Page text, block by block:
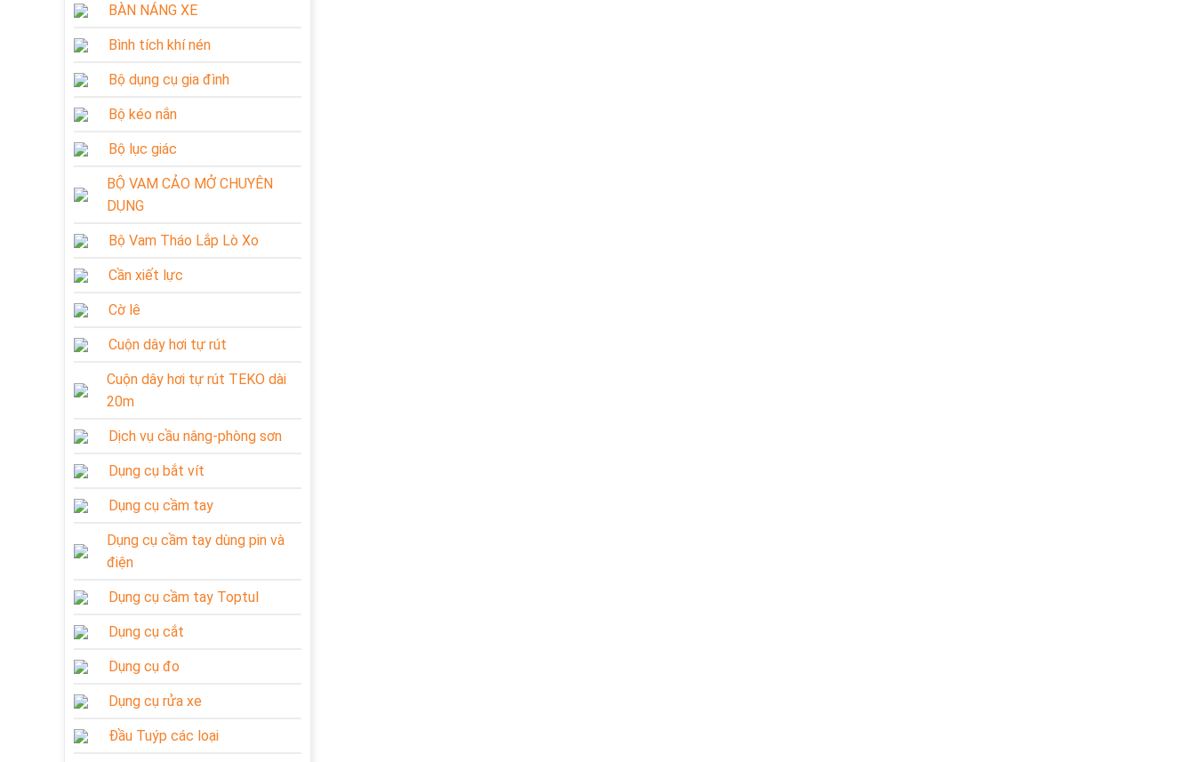
BÀN NÁNG XE
Bình tích khí nén
Bộ dụng cụ gia đình
Bộ kéo nắn
Bộ lục giác
BỘ VAM CẢO MỞ CHUYÊN
DỤNG
Bộ Vam Tháo Lắp Lò Xo
Cần xiết lực
Cờ lê
Cuộn dây hơi tự rút
Cuộn dây hơi tự rút TEKO dài
20m
Dịch vụ cầu nâng-phòng sơn
Dụng cụ bắt vít
Dụng cụ cầm tay
Dụng cụ cầm tay dùng pin và
điện
Dụng cụ cầm tay Toptul
Dụng cụ cắt
Dụng cụ đo
Dụng cụ rửa xe
Đầu Tuýp các loại